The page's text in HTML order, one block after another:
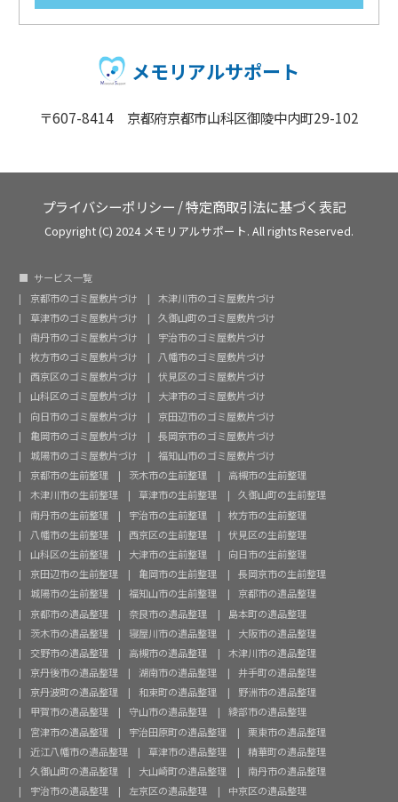
メモリアルサポート
〒607-8414 京都府京都市山科区御陵中内町29-102
プライバシーポリシー /特定商取引法に基づく表記
Copyright (C) 2024 メモリアルサポート. All rights Reserved.
サービス一覧
京都市のゴミ屋敷片づけ
木津川市のゴミ屋敷片づけ
草津市のゴミ屋敷片づけ
久御山町のゴミ屋敷片づけ
南丹市のゴミ屋敷片づけ
宇治市のゴミ屋敷片づけ
枚方市のゴミ屋敷片づけ
八幡市のゴミ屋敷片づけ
西京区のゴミ屋敷片づけ
伏見区のゴミ屋敷片づけ
山科区のゴミ屋敷片づけ
大津市のゴミ屋敷片づけ
向日市のゴミ屋敷片づけ
京田辺市のゴミ屋敷片づけ
亀岡市のゴミ屋敷片づけ
長岡京市のゴミ屋敷片づけ
城陽市のゴミ屋敷片づけ
福知山市のゴミ屋敷片づけ
京都市の生前整理
茨木市の生前整理
高槻市の生前整理
木津川市の生前整理
草津市の生前整理
久御山町の生前整理
南丹市の生前整理
宇治市の生前整理
枚方市の生前整理
八幡市の生前整理
西京区の生前整理
伏見区の生前整理
山科区の生前整理
大津市の生前整理
向日市の生前整理
京田辺市の生前整理
亀岡市の生前整理
長岡京市の生前整理
城陽市の生前整理
福知山市の生前整理
京都市の遺品整理
京都市の遺品整理
奈良市の遺品整理
島本町の遺品整理
茨木市の遺品整理
寝屋川市の遺品整理
大阪市の遺品整理
交野市の遺品整理
高槻市の遺品整理
木津川市の遺品整理
京丹後市の遺品整理
湖南市の遺品整理
井手町の遺品整理
京丹波町の遺品整理
和束町の遺品整理
野洲市の遺品整理
甲賀市の遺品整理
守山市の遺品整理
綾部市の遺品整理
宮津市の遺品整理
宇治田原町の遺品整理
栗東市の遺品整理
近江八幡市の遺品整理
草津市の遺品整理
精華町の遺品整理
久御山町の遺品整理
大山崎町の遺品整理
南丹市の遺品整理
宇治市の遺品整理
左京区の遺品整理 中京区の遺品整理